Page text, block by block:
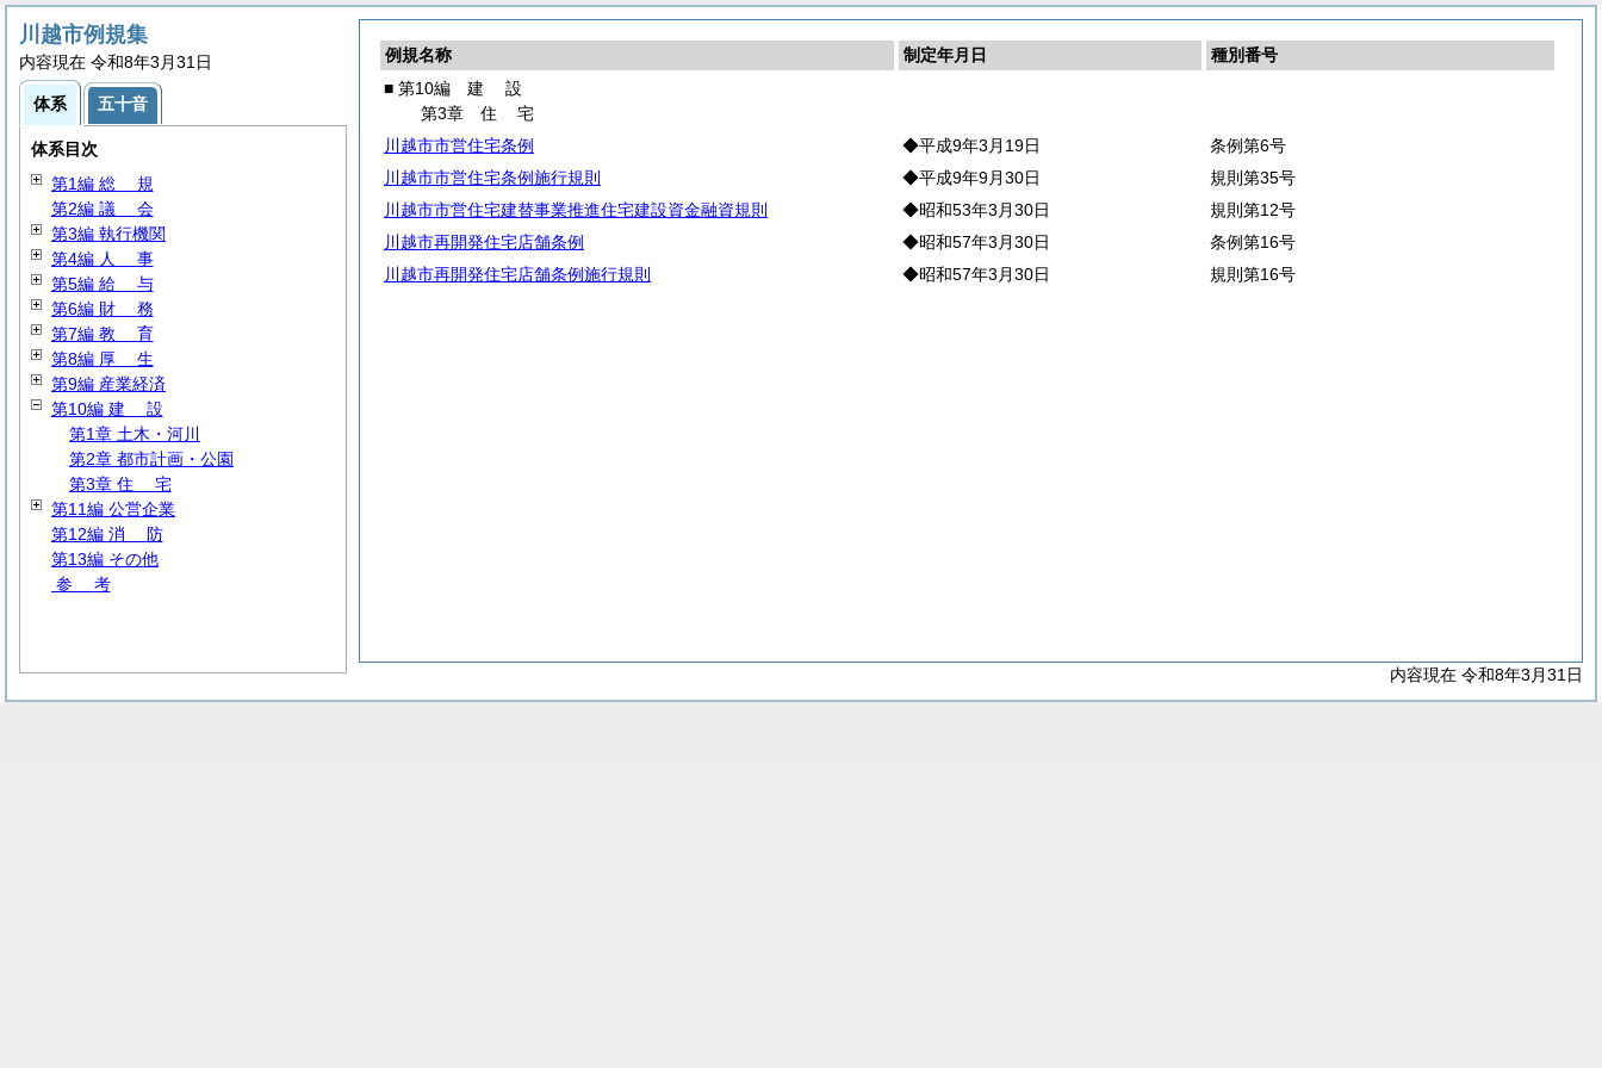
例規名称 制定年月日
種別番号
■ 第10編 建 設
第3章 住宅
川越市市営住宅条例
◆平成9年3月19日
条例第6号
川越市市営住宅条例施行規則
◆平成9年9月30日
規則第35号
川越市市営住宅建替事業推進住宅建設資金融資規則
◆昭和53年3月30日
規則第12号
川越市再開発住宅店舗条例
◆昭和57年3月30日
条例第16号
川越市再開発住宅店舗条例施行規則
◆昭和57年3月30日 規則第16号
内容現在 令和8年3月31日
川越市例規集
内容現在 令和8年3月31日
体系 五十音
体系目次
第1編 総 規
第2編 議 会
第3編 執行機関
第4編 人 事
第5編 給 与
第6編 財 務
第7編 教 育
第8編 厚 生
第9編 産業経済
第10編 建 設
第1章 土木・河川
第2章 都市計画・公園
第3章 住 宅
第11編 公営企業
第12編 消 防
第13編 その他
参 考